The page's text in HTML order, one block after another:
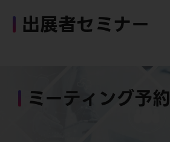
出展者セミナー
ミーティング予約